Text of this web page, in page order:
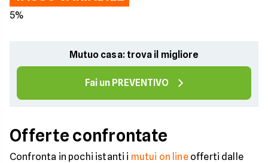
5%
Mutuo casa: trova il migliore
Fai un PREVENTIVO
Offerte confrontate
Confronta in pochi istanti i mutui on lineofferti dalle